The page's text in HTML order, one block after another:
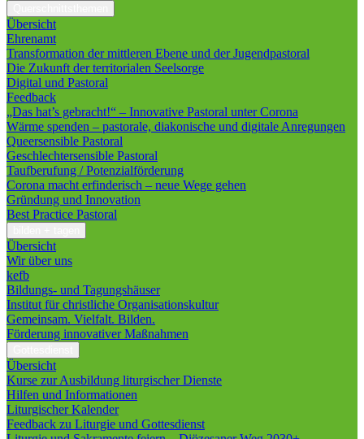
Übersicht
Ehrenamt
Transformation der mittleren Ebene und der Jugendpastoral
Die Zukunft der territorialen Seelsorge
Digital und Pastoral
Feedback
„Das hat’s gebracht!“ – Innovative Pastoral unter Corona
Wärme spenden – pastorale, diakonische und digitale Anregungen
Queersensible Pastoral
Geschlechtersensible Pastoral
Taufberufung / Potenzialförderung
Corona macht erfinderisch – neue Wege gehen
Gründung und Innovation
Best Practice Pastoral
Übersicht
Wir über uns
kefb
Bildungs- und Tagungshäuser
Institut für christliche Organisationskultur
Gemeinsam. Vielfalt. Bilden.
Förderung innovativer Maßnahmen
Übersicht
Kurse zur Ausbildung liturgischer Dienste
Hilfen und Informationen
Liturgischer Kalender
Feedback zu Liturgie und Gottesdienst